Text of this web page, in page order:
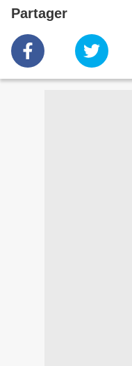
Partager